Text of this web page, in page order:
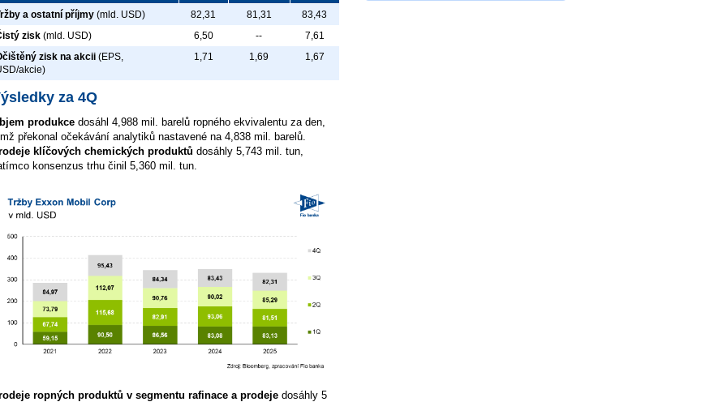
a ostatní příjmy (mld. USD) 82,31 81,31
83,43
zisk (mld. USD) 6,50 --
7,61
zisk na akcii (EPS,
akcie)
1,71 1,69 1,67
za 4Q
produkce dosáhl 4,988 mil. barelů ropného ekvivalentu za den,
překonal očekávání analytiků nastavené na 4,838 mil. barelů.
klíčových chemických produktů dosáhly 5,743 mil. tun,
konsenzus trhu činil 5,360 mil. tun.
ropných produktů v segmentu rafinace a prodeje dosáhly 5